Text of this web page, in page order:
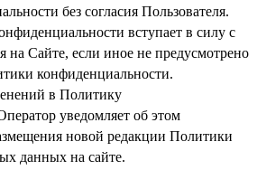
без согласия Пользователя.
вступает в силу с
на Сайте, если иное не предусмотрено
конфиденциальности.
в Политику
уведомляет об этом
новой редакции Политики
данных на сайте.